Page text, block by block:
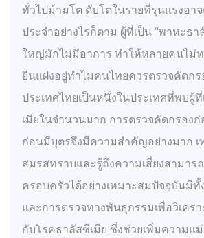
ทั่วไปม้ามโต ตับโตในรายที่รุนแรงอาจ
ประจำอย่างไรก็ตาม ผู้ที่เป็น “พาหะธา
ใหญ่มักไม่มีอาการ ทำให้หลายคนไม่ท
ยีนแฝงอยู่ทำไมคนไทยควรตรวจคัดกร
ประเทศไทยเป็นหนึ่งในประเทศที่พบผู้
เมียในจำนวนมาก การตรวจคัดกรอง
ก่อนมีบุตรจึงมีความสำคัญอย่างมาก เ
สมรสทราบและรู้ถึงความเสี่ยงสามาร
ครอบครัวได้อย่างเหมาะสมปัจจุบันมีทั้
และการตรวจทางพันธุกรรมเพื่อวิเคร
กับโรคธาลัสซีเมีย ซึ่งช่วยเพิ่มความแ